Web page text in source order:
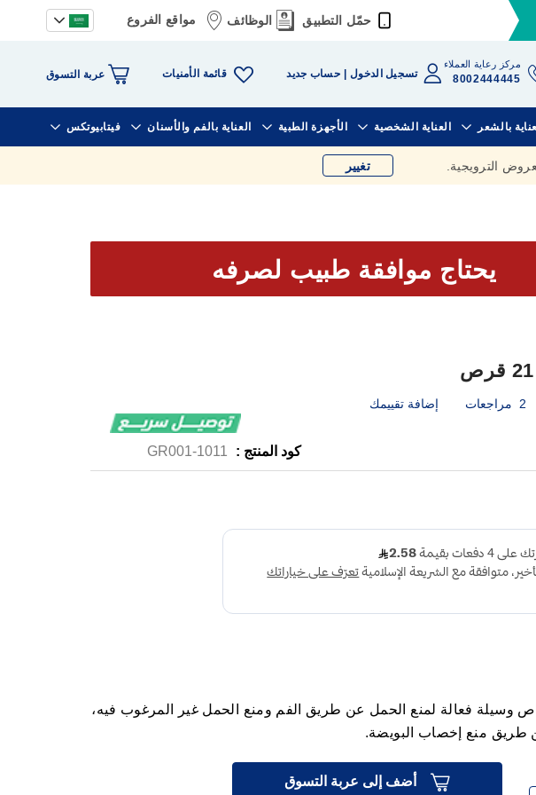
حمّل التطبيق الوظائف مواقع الفروع
مركز رعاية العملاء
8002444445 تسجيل الدخول حساب جديد قائمة الأمنيات عربة التسوق
بالشعر العناية الشخصية الأجهزة الطبية العناية بالفم والأسنان فيتابيوتكس
الترويجية. تغيير
يحتاج موافقة طبيب لصرفه
2 مراجعات إضافة تقييمك
كود المنتج : 1011-GR001
وسيلة فعالة لمنع الحمل عن طريق الفم ومنع الحمل غير المرغوب فيه،
منع إخصاب البويضة.
أضف إلى عربة التسوق